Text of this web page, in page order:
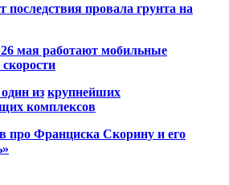
последствия провала грунта на
мая работают мобильные
из крупнейших
комплексов
про Франциска Скорину и его